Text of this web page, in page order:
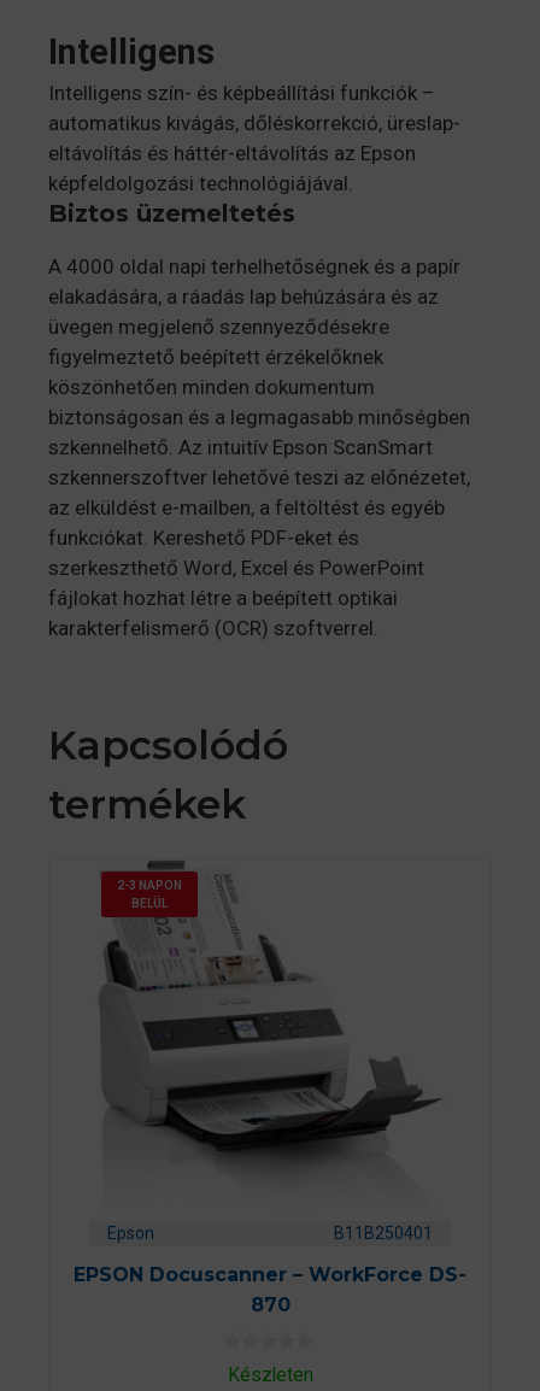
Intelligens
Intelligens szín- és képbeállítási funkciók –
automatikus kivágás, dőléskorrekció, üreslap-
eltávolítás és háttér-eltávolítás az Epson
képfeldolgozási technológiájával.
Biztos üzemeltetés
A 4000 oldal napi terhelhetőségnek és a papír
elakadására, a ráadás lap behúzására és az
üvegen megjelenő szennyeződésekre
figyelmeztető beépített érzékelőknek
köszönhetően minden dokumentum
biztonságosan és a legmagasabb minőségben
szkennelhető. Az intuitív Epson ScanSmart
szkennerszoftver lehetővé teszi az előnézetet,
az elküldést e-mailben, a feltöltést és egyéb
funkciókat. Kereshető PDF-eket és
szerkeszthető Word, Excel és PowerPoint
fájlokat hozhat létre a beépített optikai
karakterfelismerő (OCR) szoftverrel.
Kapcsolódó
termékek
2-3 NAPON
BELÜL
Epson B11B250401
EPSON Docuscanner – WorkForce DS-
870
0
aKészleten